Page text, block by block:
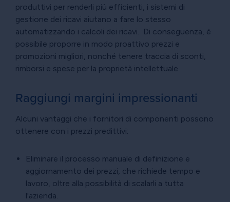
produttivi per renderli più efficienti, i sistemi di
gestione dei ricavi aiutano a fare lo stesso
automatizzando i calcoli dei ricavi. Di conseguenza, è
possibile proporre in modo proattivo prezzi e
promozioni migliori, nonché tenere traccia di sconti,
rimborsi e spese per la proprietà intellettuale.
Raggiungi margini impressionanti
Alcuni vantaggi che i fornitori di componenti possono
ottenere con i prezzi predittivi:
Eliminare il processo manuale di definizione e
aggiornamento dei prezzi, che richiede tempo e
lavoro, oltre alla possibilità di scalarli a tutta
l'azienda.